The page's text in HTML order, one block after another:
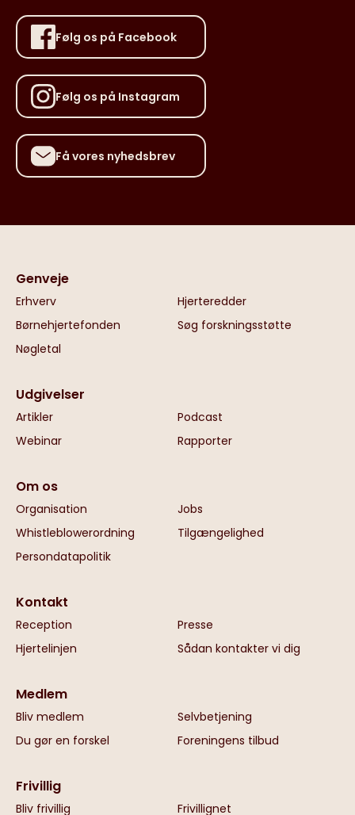
Følg os på Facebook
Følg os på Instagram
Få vores nyhedsbrev
Genveje
Erhverv
Hjerteredder
Børnehjertefonden
Søg forskningsstøtte
Nøgletal
Udgivelser
Artikler
Podcast
Webinar
Rapporter
Om os
Organisation
Jobs
Whistleblowerordning
Tilgængelighed
Persondatapolitik
Kontakt
Reception
Presse
Hjertelinjen
Sådan kontakter vi dig
Medlem
Bliv medlem
Selvbetjening
Du gør en forskel
Foreningens tilbud
Frivillig
Bliv frivillig Frivillignet